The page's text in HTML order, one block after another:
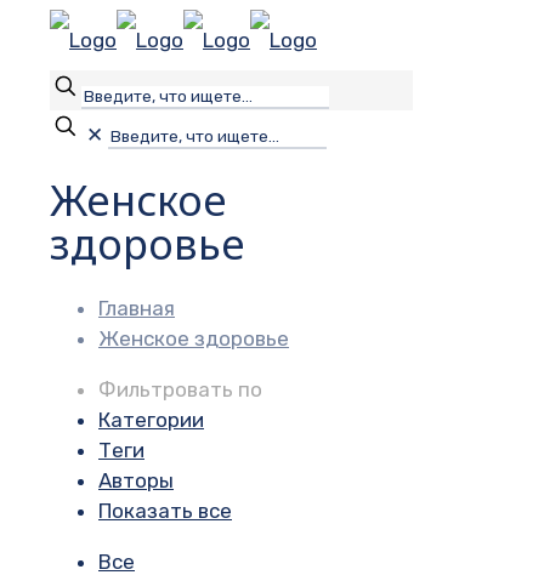
✕
Женское
здоровье
Главная
Женское здоровье
Фильтровать по
Категории
Теги
Авторы
Показать все
Все